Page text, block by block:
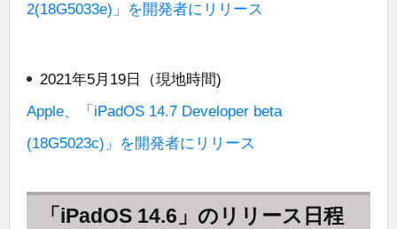
2(18G5033e)」を開発者にリリース
2021年5月19日（現地時間)
Apple、「iPadOS 14.7 Developer beta
(18G5023c)」を開発者にリリース
「iPadOS 14.6」のリリース日程